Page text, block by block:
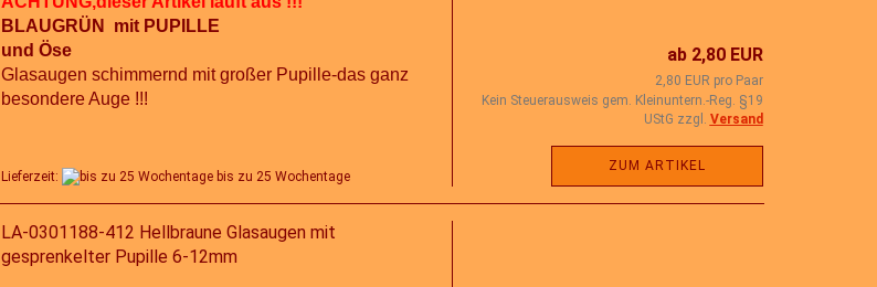
BLAUGRÜN mit PUPILLE
und Öse
Glasaugen schimmernd mit großer Pupille-das ganz
besondere Auge !!!
Lieferzeit: bis zu 25 Wochentage
ab 2,80 EUR
2,80 EUR pro Paar
Kein Steuerausweis gem. Kleinuntern.-Reg. §19
UStG zzgl. Versand
ZUM ARTIKEL
LA-0301188-412 Hellbraune Glasaugen mit
gesprenkelter Pupille 6-12mm